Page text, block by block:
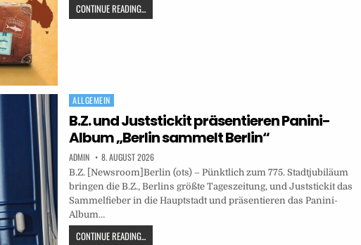
CONTINUE READING...
Posted
in
ALLGEMEIN
B.Z. und Juststickit präsentieren Panini-
Album „Berlin sammelt Berlin“
ADMIN 8. AUGUST 2026
B.Z. [Newsroom]Berlin (ots) – Pünktlich zum 775. Stadtjubiläum
bringen die B.Z., Berlins größte Tageszeitung, und Juststickit das
Sammelfieber in die Hauptstadt und präsentieren das Panini-
Album…
CONTINUE READING...